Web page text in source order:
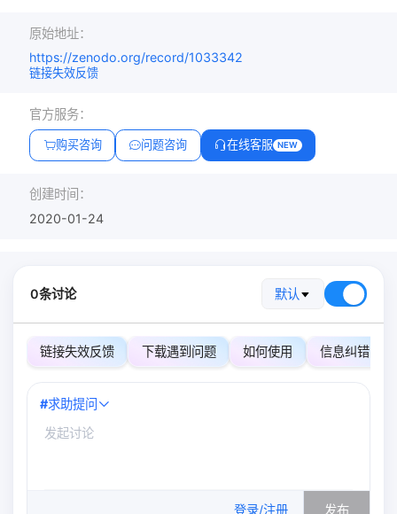
原始地址：
https://zenodo.org/record/1033342
链接失效反馈
官方服务：
购买咨询 问题咨询 在线客服 NEW
创建时间：
2020-01-24
0条讨论 默认
链接失效反馈 下载遇到问题 如何使用 信息纠错
#求助提问
登录/注册 发布